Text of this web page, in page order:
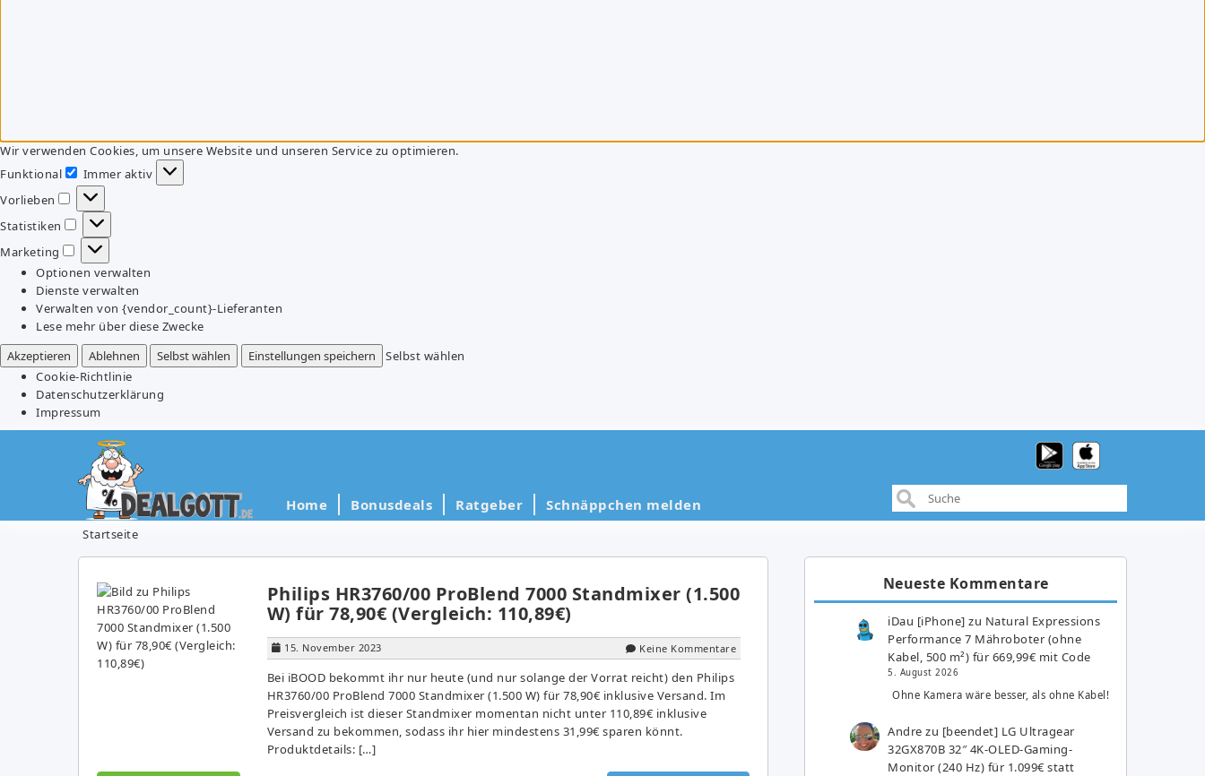
Wir verwenden Cookies, um unsere Website und unseren Service zu optimieren.
Funktional
Funktional
Immer aktiv
Vorlieben
Vorlieben
Statistiken
Statistiken
Marketing
Marketing
Optionen verwalten
Dienste verwalten
Verwalten von {vendor_count}-Lieferanten
Lese mehr über diese Zwecke
Akzeptieren
Ablehnen Selbst wählen Einstellungen speichern
Selbst wählen
Cookie-Richtlinie
Datenschutzerklärung
Impressum
Home Bonusdeals Ratgeber Schnäppchen melden
Startseite
Philips HR3760/00 ProBlend 7000 Standmixer (1.500
W) für 78,90€ (Vergleich: 110,89€)
15. November 2023 Keine Kommentare
Bei iBOOD bekommt ihr nur heute (und nur solange der Vorrat reicht) den Philips
HR3760/00 ProBlend 7000 Standmixer (1.500 W) für 78,90€ inklusive Versand. Im
Preisvergleich ist dieser Standmixer momentan nicht unter 110,89€ inklusive
Versand zu bekommen, sodass ihr hier mindestens 31,99€ sparen könnt.
Produktdetails: […]
Neueste Kommentare
iDau [iPhone] zu Natural Expressions
Performance 7 Mähroboter (ohne
Kabel, 500 m²) für 669,99€ mit Code
5. August 2026
Ohne Kamera wäre besser, als ohne Kabel!
Andre zu [beendet] LG Ultragear
32GX870B 32″ 4K-OLED-Gaming-
Monitor (240 Hz) für 1.099€ statt